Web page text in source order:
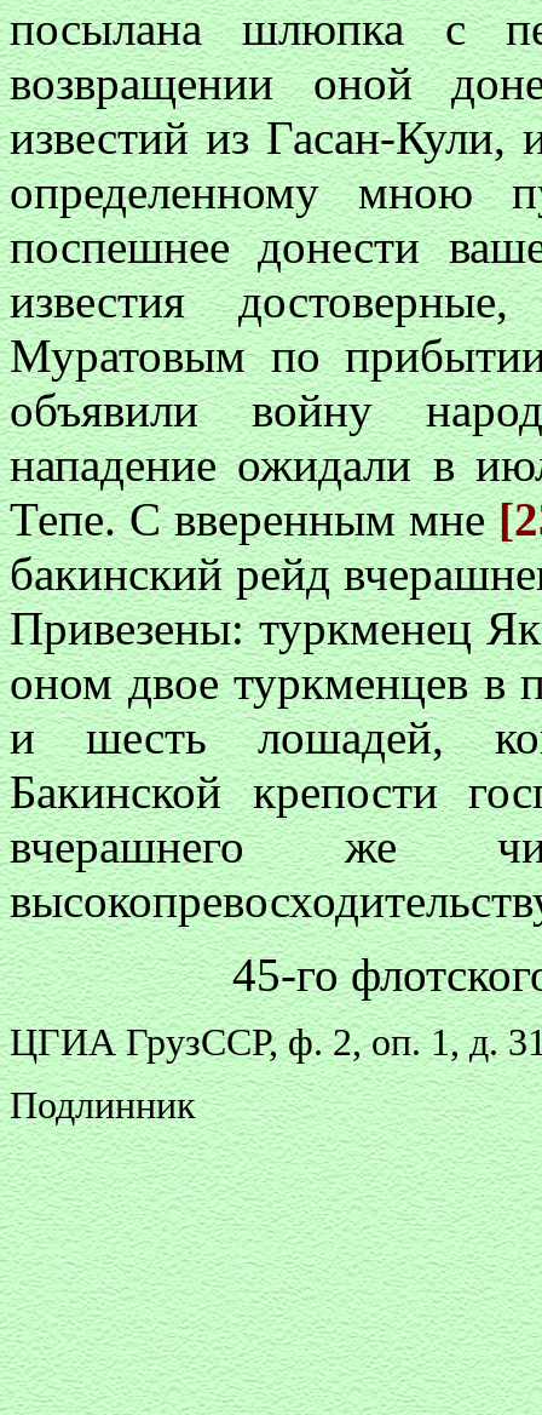
посылана шлюпка с
возвращении оной
известий из Гасан-Кули,
определенному мною
поспешнее донести
известия
Муратовым по
объявили войну
нападение ожидали в
Тепе. С вверенным мне
бакинский рейд
Привезены: туркменец
оном двое туркменцев в
и шесть лошадей,
Бакинской крепости
вчерашнего же
45-го
ЦГИА ГрузССР, ф. 2, оп. 1, д.
Подлинник